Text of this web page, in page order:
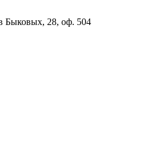
Быковых, 28, оф. 504